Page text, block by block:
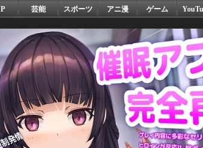
芸能 スポーツ アニ漫 ゲーム